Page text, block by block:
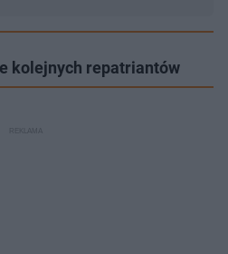
kolejnych repatriantów